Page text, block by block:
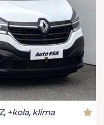
+kola, klima